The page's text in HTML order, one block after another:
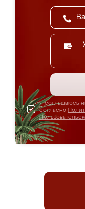
Я соглашаюсь
согласно